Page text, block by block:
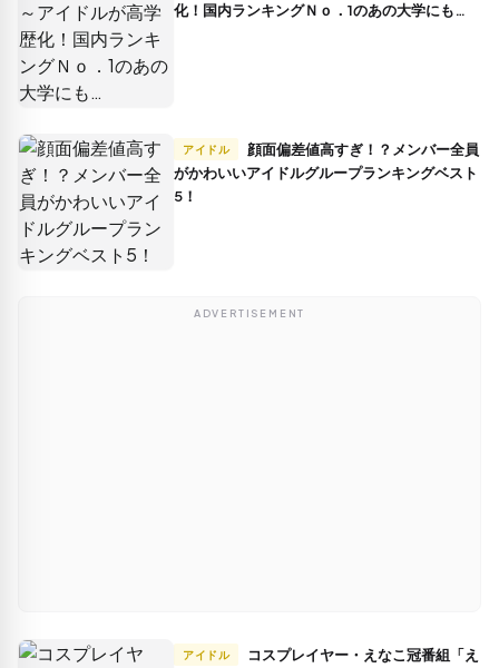
化！国内ランキングＮｏ．1のあの大学にも…
アイドル
がかわいいアイドルグループランキングベスト
5！
ADVERTISEMENT
アイドル